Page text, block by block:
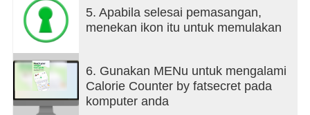
- ဘားကုဒ်စကင်နာတစ်ခုနှင့် အလိုအလျောက် ဖြည့်စွက်
လုပ်ဆောင်ချက်များ။
- Google Fit၊ Samsung Health နှင့် Fitbit လေ့ကျင့်ခန်း
ခြေရာခံခြင်း ပေါင်းစပ်မှု။
- သင်လောင်ကျွမ်းသောကယ်လိုရီအားလုံးကိုမှတ်တမ်း
တင်ရန်လေ့ကျင့်ခန်းဒိုင်ယာရီ။
- သင့်ကယ်လိုရီများ လောင်ကျွမ်းပြီး လောင်ကျွမ်းမှုကို
5. Apabila selesai pemasangan,
menekan ikon itu untuk memulakan
6. Gunakan MENu untuk mengalami
Calorie Counter by fatsecret pada
komputer anda